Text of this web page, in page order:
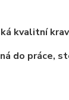
kvalitní
do práce,